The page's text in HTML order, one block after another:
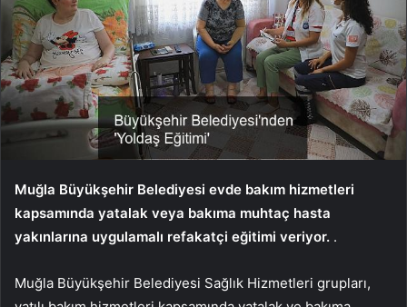
Muğla Büyükşehir Belediyesi evde bakım hizmetleri
kapsamında yatalak veya bakıma muhtaç hasta
yakınlarına uygulamalı refakatçi eğitimi veriyor. .
Muğla Büyükşehir Belediyesi Sağlık Hizmetleri grupları,